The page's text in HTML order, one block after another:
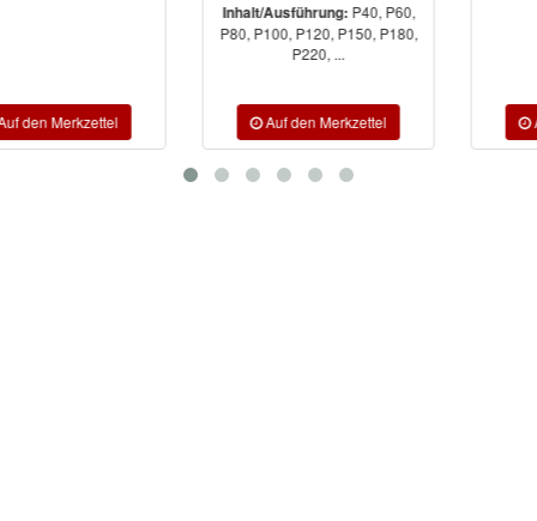
P40, P60,
P80, P100, P120, P150, P180,